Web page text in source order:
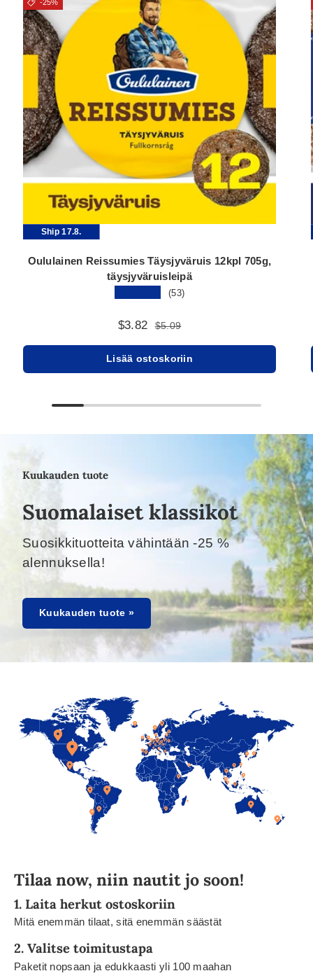
-25%
Ship 17.8.
Oululainen Reissumies Täysjyväruis 12kpl 705g,
täysjyväruisleipä
(53)
$3.82 $5.09
Lisää ostoskoriin
Kuukauden tuote
Suomalaiset klassikot
Suosikkituotteita vähintään -25 %
alennuksella!
Kuukauden tuote »
Tilaa now, niin nautit jo soon!
1. Laita herkut ostoskoriin
Mitä enemmän tilaat, sitä enemmän säästät
2. Valitse toimitustapa
Paketit nopsaan ja edukkaasti yli 100 maahan